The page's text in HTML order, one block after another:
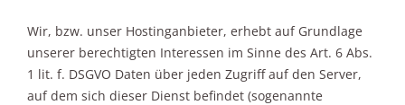
Wir, bzw. unser Hostinganbieter, erhebt auf Grundlage
unserer berechtigten Interessen im Sinne des Art. 6 Abs.
1 lit. f. DSGVO Daten über jeden Zugriff auf den Server,
auf dem sich dieser Dienst befindet (sogenannte